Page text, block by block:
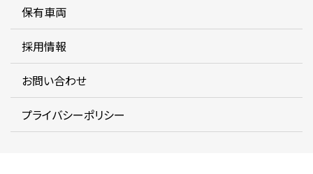
保有車両
採用情報
お問い合わせ
プライバシーポリシー